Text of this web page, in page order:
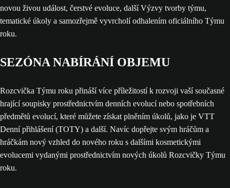
novou živou událost, čerstvé evoluce, další Výzvy tvorby týmu,
tematické úkoly a samozřejmě vyvrcholí odhalením oficiálního Týmu
roku.
SEZÓNA NABÍRÁNÍ OBJEMU
Rozcvička Týmu roku přináší více příležitostí k rozvoji vaší současné
hrající soupisky prostřednictvím denních evolucí nebo spotřebních
předmětů evolucí, které můžete získat plněním úkolů, jako je VTT
Denní přihlášení (TOTY) a další. Navíc dopřejte svým hráčům a
hráčkám nový vzhled do nového roku s dalšími kosmetickými
evolucemi vydanými prostřednictvím nových úkolů Rozcvičky Týmu
roku.